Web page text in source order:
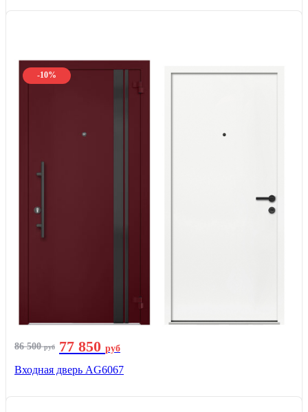
-10%
86 500руб 77 850 руб
Входная дверь AG6067